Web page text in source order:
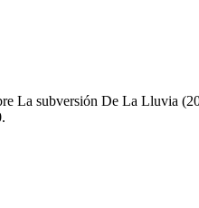
La subversión De La Lluvia